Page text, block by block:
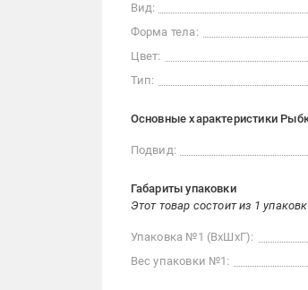
Вид:
Форма тела:
Цвет:
Тип:
Основные характеристики
Подвид:
Габариты упаковки
Этот товар состоит из 1
Упаковка №1 (ВхШхГ):
Вес упаковки №1: